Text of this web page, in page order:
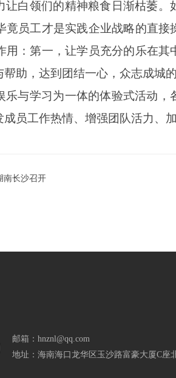
白领们的精神粮食日渐枯萎
竟员工才是实践企业战略的直
：第一，让学员充分的乐在
助，达到团结一心，众志成城的
与学习为一体的体验式活动
员工作热情、增强团队活力、
南长沙召开
邮箱：hnznl@qq.com
地址：海南海口龙华区玉沙路富豪大厦C座